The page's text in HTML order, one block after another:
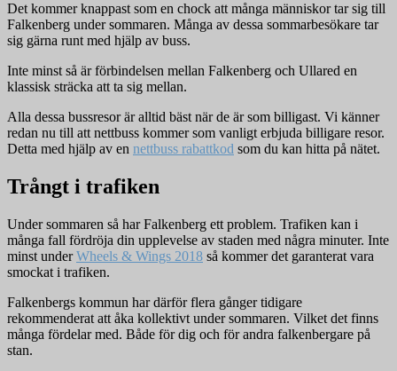
Det kommer knappast som en chock att många människor tar sig till
Falkenberg under sommaren. Många av dessa sommarbesökare tar
sig gärna runt med hjälp av buss.
Inte minst så är förbindelsen mellan Falkenberg och Ullared en
klassisk sträcka att ta sig mellan.
Alla dessa bussresor är alltid bäst när de är som billigast. Vi känner
redan nu till att nettbuss kommer som vanligt erbjuda billigare resor.
Detta med hjälp av en nettbuss rabattkod som du kan hitta på nätet.
Trångt i trafiken
Under sommaren så har Falkenberg ett problem. Trafiken kan i
många fall fördröja din upplevelse av staden med några minuter. Inte
minst underWheels & Wings 2018 så kommer det garanterat vara
smockat i trafiken.
Falkenbergs kommun har därför flera gånger tidigare
rekommenderat att åka kollektivt under sommaren. Vilket det finns
många fördelar med. Både för dig och för andra falkenbergare på
stan.